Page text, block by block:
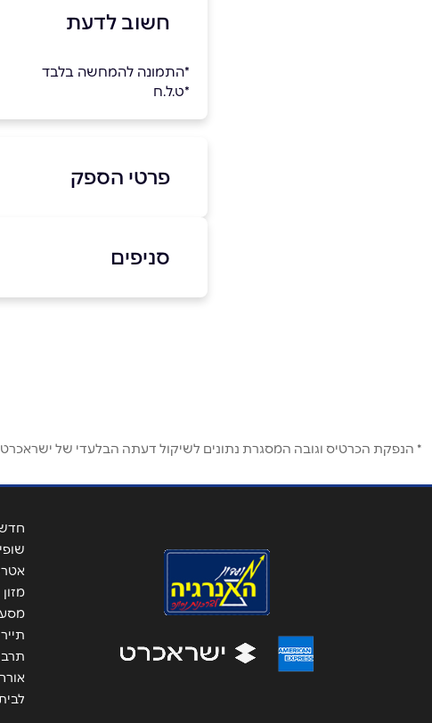
חשוב לדעת
*התמונה להמחשה בלבד
*ט.ל.ח
פרטי הספק
בפייסבוק
סניפים
קרית אתא
* הנפקת הכרטיס וגובה המסגרת נתונים לשיקול דעתה הבלעדי של ישראכרט
חדש
מזון